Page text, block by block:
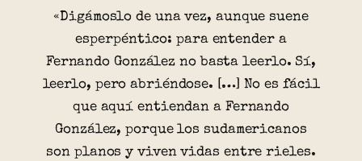
«Digámoslo de una vez, aunque suene
esperpéntico: para entender a
Fernando González no basta leerlo. Sí,
leerlo, pero abriéndose. […] No es fácil
que aquí entiendan a Fernando
González, porque los sudamericanos
son planos y viven vidas entre rieles.